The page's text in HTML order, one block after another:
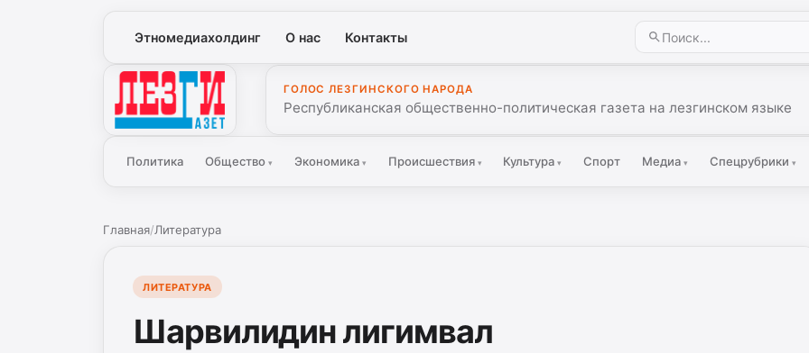
Этномедиахолдинг О нас Контакты
Лезги Газет
ГОЛОС ЛЕЗГИНСКОГО НАРОДА
Республиканская общественно-политическая газета на лезгинском языке
Политика Общество▾ Экономика ▾ Происшествия ▾ Культура▾ Спорт Медиа ▾ Спецрубрики ▾
Главная/Литература
ЛИТЕРАТУРА
Шарвилидин лигимвал